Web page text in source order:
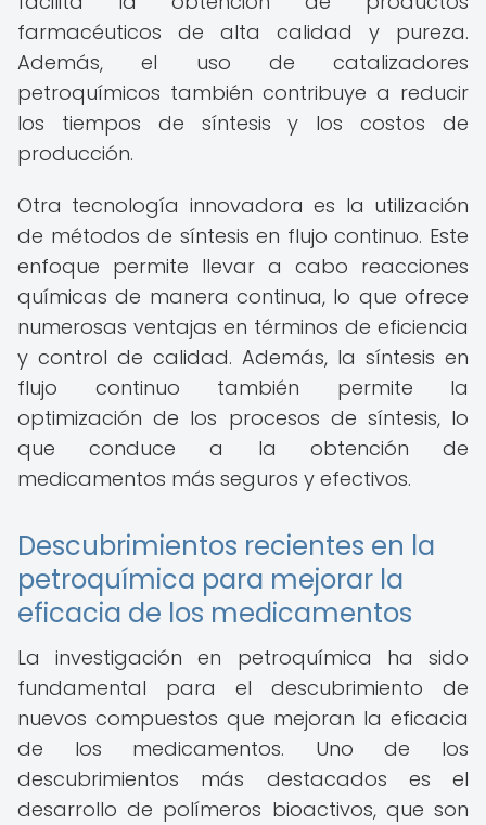
farmacéuticos de alta calidad y pureza.
Además, el uso de catalizadores
petroquímicos también contribuye a reducir
los tiempos de síntesis y los costos de
producción.
Otra tecnología innovadora es la utilización
de métodos de síntesis en flujo continuo. Este
enfoque permite llevar a cabo reacciones
químicas de manera continua, lo que ofrece
numerosas ventajas en términos de eficiencia
y control de calidad. Además, la síntesis en
flujo continuo también permite la
optimización de los procesos de síntesis, lo
que conduce a la obtención de
medicamentos más seguros y efectivos.
Descubrimientos recientes en la
petroquímica para mejorar la
eficacia de los medicamentos
La investigación en petroquímica ha sido
fundamental para el descubrimiento de
nuevos compuestos que mejoran la eficacia
de los medicamentos. Uno de los
descubrimientos más destacados es el
desarrollo de polímeros bioactivos, que son